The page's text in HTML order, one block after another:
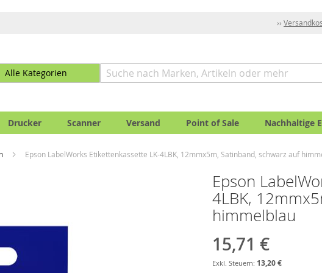
Drucker Scanner Versand Point of Sale Nachhaltige
Epson LabelWorks Etikettenkassette LK-4LBK, 12mmx5m, Satinband, schwarz auf
Epson
4LBK,
himmelblau
15,71 €
13,20 €